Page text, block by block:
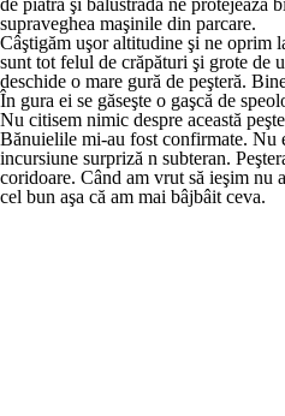
de piatră şi balustrada ne protejează
supraveghea maşinile din parcare.
Câştigăm uşor altitudine şi ne oprim
sunt tot felul de crăpături şi grote de
deschide o mare gură de peşteră.
În gura ei se găseşte o gaşcă de
Nu citisem nimic despre această
Bănuielile mi-au fost confirmate. Nu
incursiune surpriză n subteran.
coridoare. Când am vrut să ieşim nu
cel bun aşa că am mai bâjbâit ceva.